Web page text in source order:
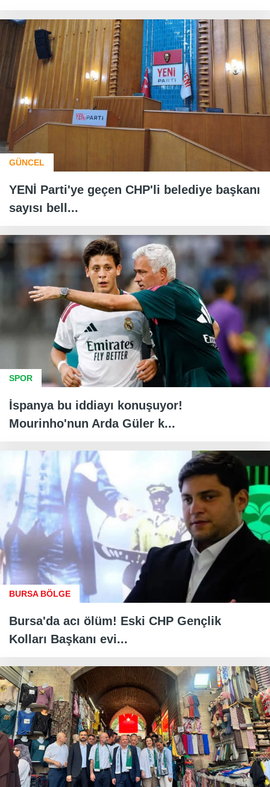
GÜNCEL
YENİ Parti'ye geçen CHP'li belediye başkanı
sayısı bell...
SPOR
İspanya bu iddiayı konuşuyor!
Mourinho'nun Arda Güler k...
BURSA BÖLGE
Bursa'da acı ölüm! Eski CHP Gençlik
Kolları Başkanı evi...